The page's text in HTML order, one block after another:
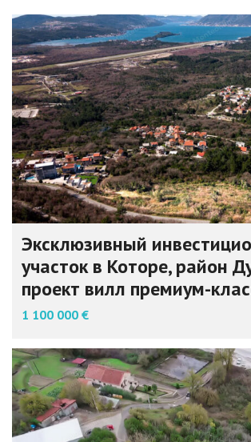
Эксклюзивный
участок в Которе, район
проект вилл премиум-
1 100 000 €